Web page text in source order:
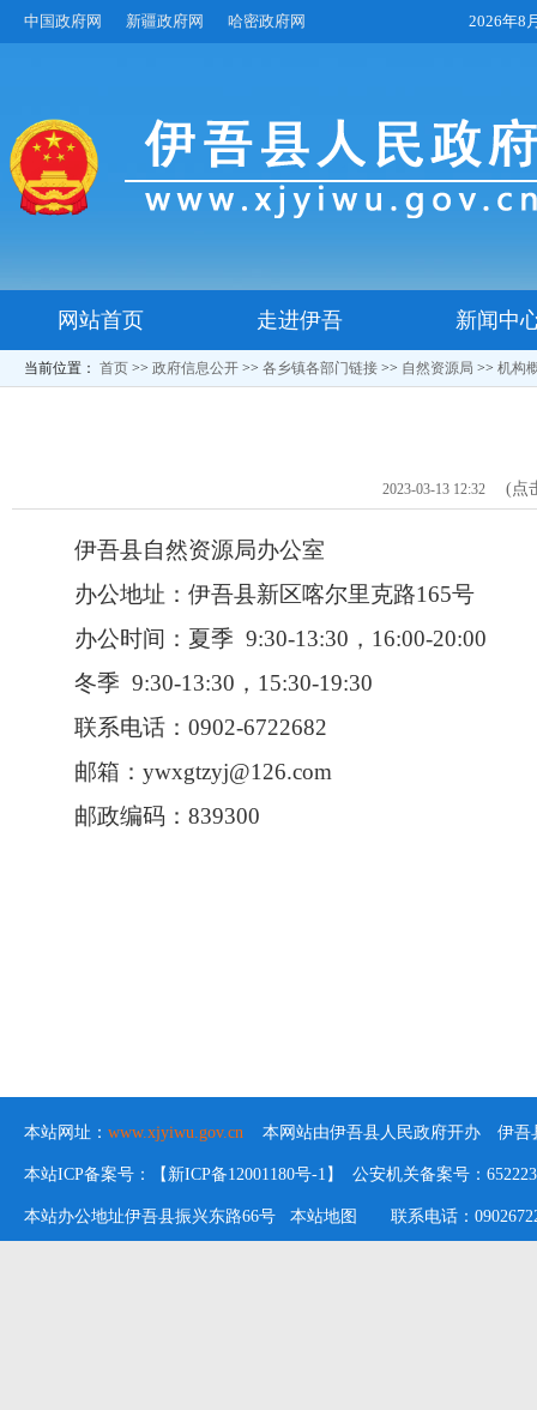
中国政府网 新疆政府网 哈密政府网 2026年8
网站首页 走进伊吾 新闻中
当前位置： 首页 >> 政府信息公开 >> 各乡镇各部门链接 >> 自然资源局 >> 机构
2023-03-13 12:32 (点
伊吾县自然资源局办公室
办公地址：伊吾县新区喀尔里克路165号
办公时间：夏季 9:30-13:30，16:00-20:00
冬季 9:30-13:30，15:30-19:30
联系电话：0902-6722682
邮箱：ywxgtzyj@126.com
邮政编码：839300
本站网址： www.xjyiwu.gov.cn 本网站由伊吾县人民政府开办 伊吾
本站ICP备案号：【新ICP备12001180号-1】 公安机关备案号：
本站办公地址伊吾县振兴东路66号 本站地图 联系电话：